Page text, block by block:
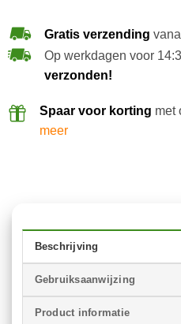
Gratis verzending
Op werkdagen voor
verzonden!
Spaar voor korting met
meer
Beschrijving
Gebruiksaanwijzing
Product informatie